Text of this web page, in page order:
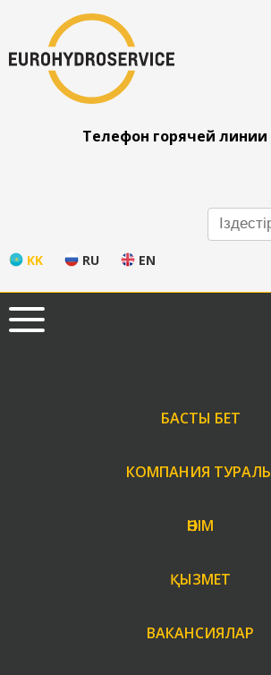
Телефон горячей линии
KK RU EN
БАСТЫ БЕТ
КОМПАНИЯ
ӨНІМ
ҚЫЗМЕТ
ВАКАНСИЯЛАР